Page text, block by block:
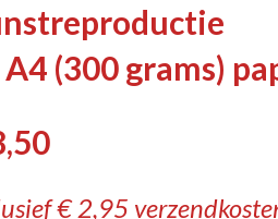
(300 grams)
€ 2,95